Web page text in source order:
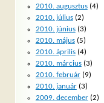
2010. augusztus(4)
2010. július(2)
2010. június(3)
2010. május(5)
2010. április(4)
2010. március(3)
2010. február(9)
2010. január(3)
2009. december(2)